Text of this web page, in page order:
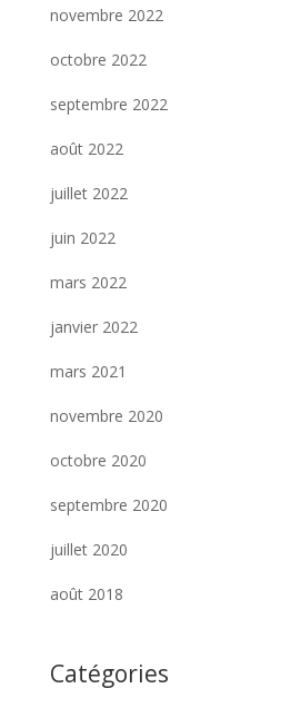
novembre 2022
octobre 2022
septembre 2022
août 2022
juillet 2022
juin 2022
mars 2022
janvier 2022
mars 2021
novembre 2020
octobre 2020
septembre 2020
juillet 2020
août 2018
Catégories